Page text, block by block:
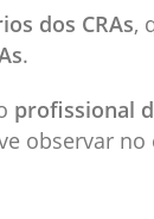
dos CRAs,
.
profissional
observar